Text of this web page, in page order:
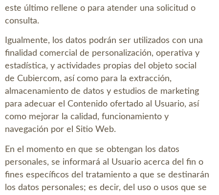
este último rellene o para atender una solicitud o
consulta.
Igualmente, los datos podrán ser utilizados con una
finalidad comercial de personalización, operativa y
estadística, y actividades propias del objeto social
de Cubiercom, así como para la extracción,
almacenamiento de datos y estudios de marketing
para adecuar el Contenido ofertado al Usuario, así
como mejorar la calidad, funcionamiento y
navegación por el Sitio Web.
En el momento en que se obtengan los datos
personales, se informará al Usuario acerca del fin o
fines específicos del tratamiento a que se destinarán
los datos personales; es decir, del uso o usos que se